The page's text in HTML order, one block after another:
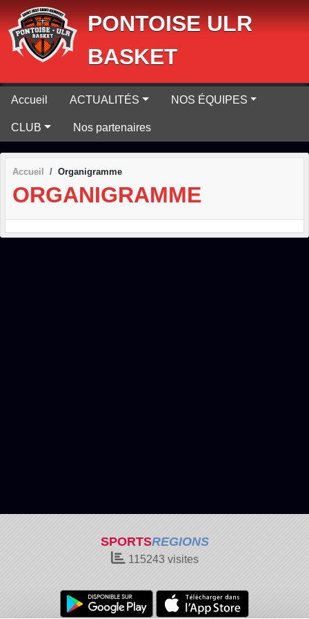
PONTOISE ULR
BASKET
Accueil ACTUALITÉS NOS ÉQUIPES
CLUB Nos partenaires
Accueil Organigramme
ORGANIGRAMME
SPORTSREGIONS
115243 visites
Panneau de gestion des cookies